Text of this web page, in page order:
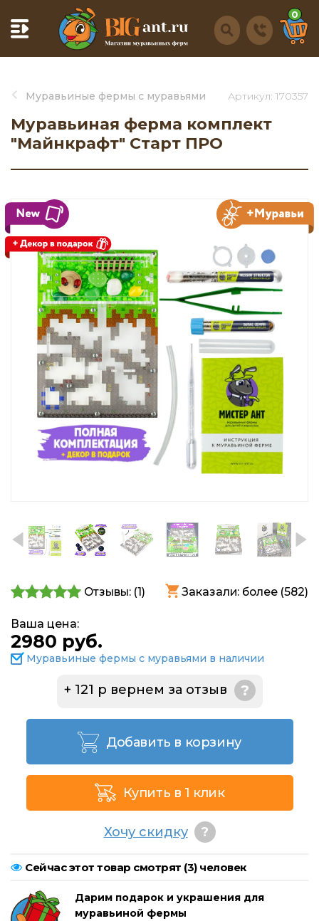
0
Муравьиные фермы с муравьями
Муравьиная ферма комплект
"Майнкрафт" Старт ПРО
Артикул: 170357
Отзывы: (1) Заказали: более (582)
Ваша цена:
2980 руб.
Муравьиные фермы с муравьями в наличии
+ 121 р вернем за отзыв ?
Добавить в корзину
Купить в 1 клик
Хочу скидку ?
Сейчас этот товар смотрят (3) человек
Дарим подарок и украшения для
муравьиной фермы